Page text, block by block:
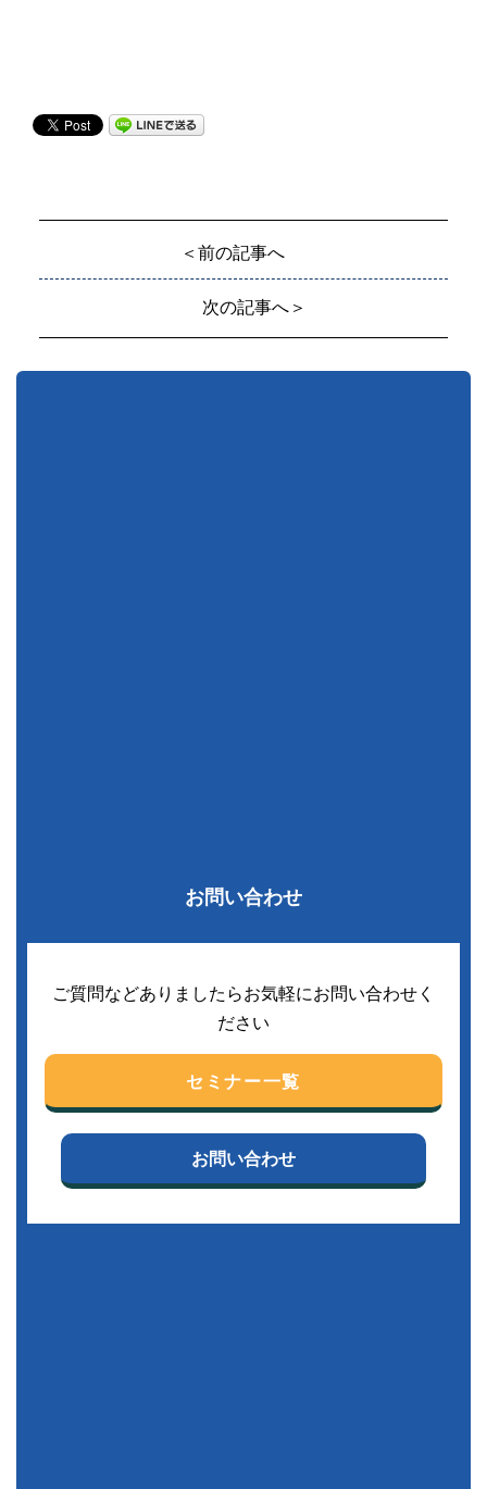
＜前の記事へ
次の記事へ＞
お問い合わせ
ご質問などありましたらお気軽にお問い合わせく
ださい
セミナー一覧
お問い合わせ